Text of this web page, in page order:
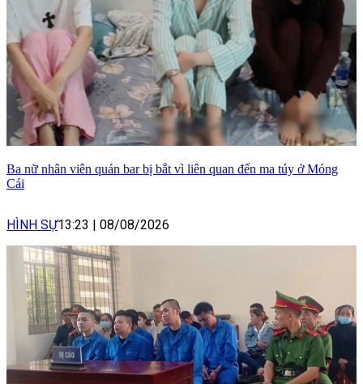
Ba nữ nhân viên quán bar bị bắt vì liên quan đến ma túy ở Móng
Cái
HÌNH SỰ13:23 08/08/2026